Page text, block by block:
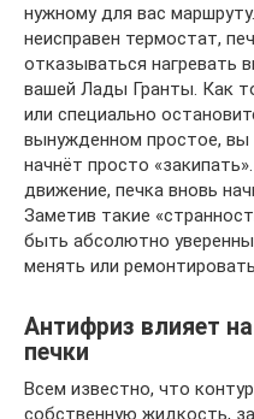
нужному для вас
неисправен термостат,
отказываться нагревать
вашей Лады Гранты. Как
или специально
вынужденном простое, вы
начнёт просто
движение, печка вновь
Заметив такие
быть абсолютно
менять или
Антифриз влияет
печки
Всем известно, что
собственную жидкость,